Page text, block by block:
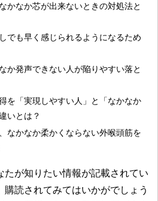
かなか芯が出来ないときの対処法と
でも早く感じられるようになるため
か発声できない人が陥りやすい落と
を「実現しやすい人」と「なかなか
いとは？
なかなか柔かくならない外喉頭筋を
たが知りたい情報が記載されてい
購読されてみてはいかがでしょう